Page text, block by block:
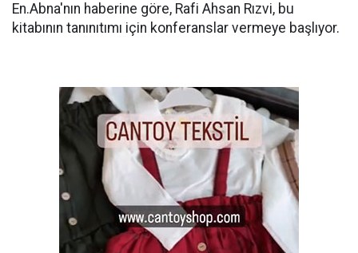
En.Abna'nın haberine göre, Rafi Ahsan Rızvi, bu
kitabının tanınıtımı için konferanslar vermeye başlıyor.